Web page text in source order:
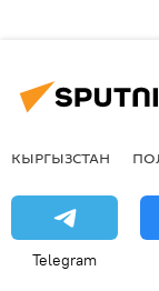
КЫРГЫЗСТАН
Telegram